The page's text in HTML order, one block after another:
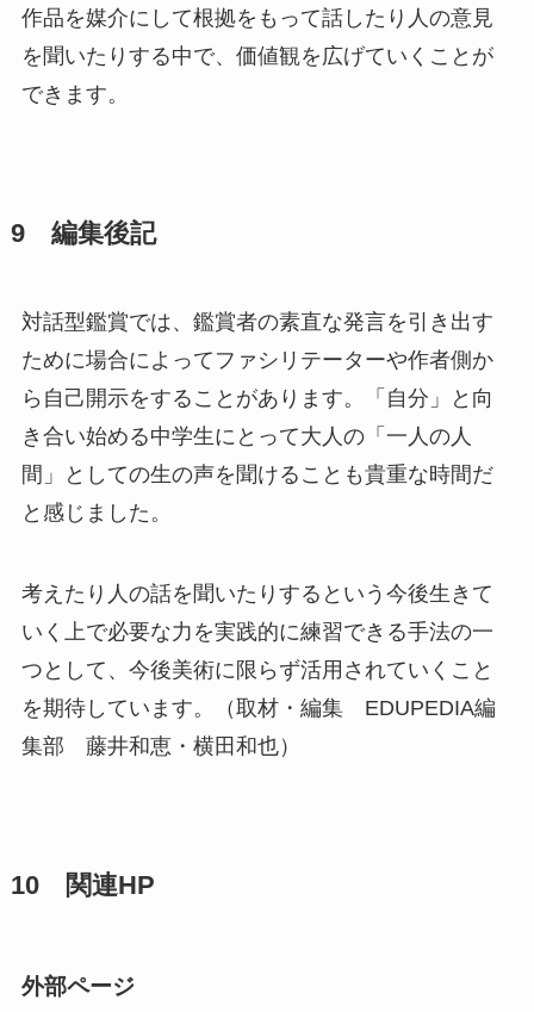
作品を媒介にして根拠をもって話したり人の意見
を聞いたりする中で、価値観を広げていくことが
できます。
9 編集後記
対話型鑑賞では、鑑賞者の素直な発言を引き出す
ために場合によってファシリテーターや作者側か
ら自己開示をすることがあります。「自分」と向
き合い始める中学生にとって大人の「一人の人
間」としての生の声を聞けることも貴重な時間だ
と感じました。
考えたり人の話を聞いたりするという今後生きて
いく上で必要な力を実践的に練習できる手法の一
つとして、今後美術に限らず活用されていくこと
を期待しています。（取材・編集 EDUPEDIA編
集部 藤井和恵・横田和也）
10 関連HP
外部ページ